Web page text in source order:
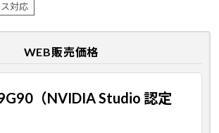
対応
WEB販売価格
（NVIDIA Studio 認定